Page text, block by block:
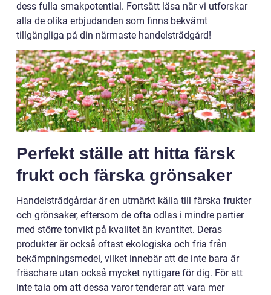
dess fulla smakpotential. Fortsätt läsa när vi utforskar
alla de olika erbjudanden som finns bekvämt
tillgängliga på din närmaste handelsträdgård!
Perfekt ställe att hitta färsk
frukt och färska grönsaker
Handelsträdgårdar är en utmärkt källa till färska frukter
och grönsaker, eftersom de ofta odlas i mindre partier
med större tonvikt på kvalitet än kvantitet. Deras
produkter är också oftast ekologiska och fria från
bekämpningsmedel, vilket innebär att de inte bara är
fräschare utan också mycket nyttigare för dig. För att
inte tala om att dessa varor tenderar att vara mer